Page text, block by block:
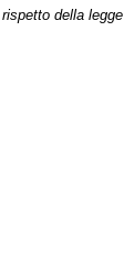
della legge